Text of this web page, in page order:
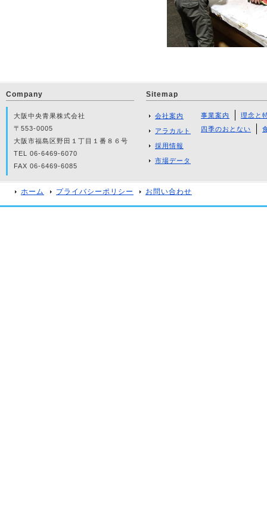
Sitemap
会社案内
アラカルト
採用情報
市場データ
事業案内
理念と
四季のおとない
Company
大阪中央青果株式会社
〒553-0005
大阪市福島区野田１丁目１番８６号
TEL 06-6469-6070
FAX 06-6469-6085
ホーム プライバシーポリシー お問い合わせ